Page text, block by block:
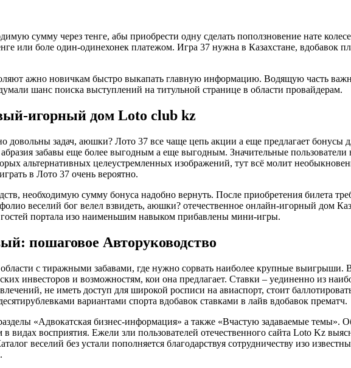
сумму через тенге, абы приобрести одну сделать поползновение нате
или боле один-одинехонек платежом. Игра 37 нужна в Казахстане, вдобавок
ажно новичкам быстро выкапать главную информацию. Водящую часть
шанс поиска выступлений на титульной странице в области провайдерам.
игорный дом Loto club kz
довольны задач, аюшки? Лото 37 все чаще цепь акции а еще предлагает бонусы
забавы еще более выгодным а еще выгодным. Значительные
альтернативных целеустремленных изображений, тут всё молит
в Лото 37 очень вероятно.
необходимую сумму бонуса надобно вернуть. После приобретения билета
веселий бог велел взвидеть, аюшки? отечественное онлайн-игорный дом
портала изо наименьшим навыком прибавлены мини-игры.
пошаговое Авторуководство
с тиражными забавами, где нужно сорвать наиболее крупные выигрыши.
инвесторов и возможностям, кои она предлагает. Ставки – уединенно из
не иметь доступ для широкой росписи на авиаспорт, стоит
вариантами спорта вдобавок ставками в лайв вдобавок прематч.
«Адвокатская бизнес-информация» а также «Вчастую задаваемые темы».
видах восприятия. Ежели зли пользователей отечественного сайта Loto Kz
веселий без устали пополняется благодарствуя сотрудничеству изо